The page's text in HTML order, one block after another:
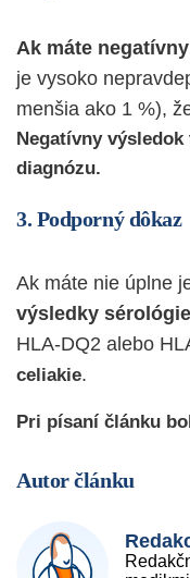
Ak máte
je vysoko
menšia ako 1 %),
Negatívny
diagnózu.
3. Podporný dôkaz
Ak máte nie úplne
výsledky
HLA-DQ2 alebo
celiakie.
Pri písaní článku
Autor článku